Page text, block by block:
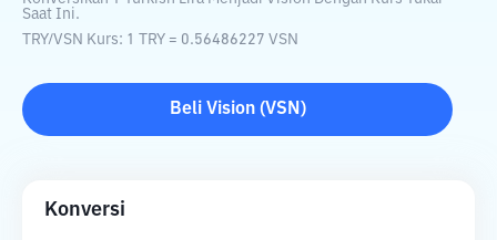
Saat Ini.
TRY/VSN Kurs: 1 TRY = 0.56486227 VSN
Beli Vision(VSN )
Konversi